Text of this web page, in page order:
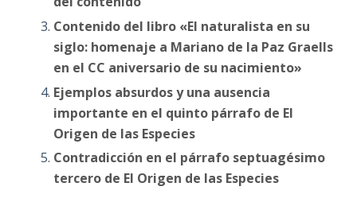
Contenido del libro «El naturalista en su
siglo: homenaje a Mariano de la Paz Graells
en el CC aniversario de su nacimiento»
Ejemplos absurdos y una ausencia
importante en el quinto párrafo de El
Origen de las Especies
Contradicción en el párrafo septuagésimo
tercero de El Origen de las Especies